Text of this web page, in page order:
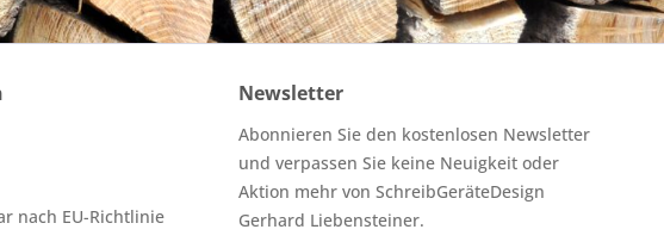
nach EU-Richtlinie
Newsletter
Abonnieren Sie den kostenlosen Newsletter
und verpassen Sie keine Neuigkeit oder
Aktion mehr von SchreibGeräteDesign
Gerhard Liebensteiner.